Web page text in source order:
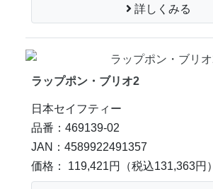
詳しくみる
ラップポン・ブリオ2
日本セイフティー
品番：469139-02
JAN：4589922491357
価格： 119,421円
（税込131,363円）